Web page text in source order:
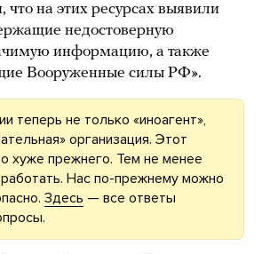
на этих ресурсах выявили
недостоверную
информацию, а также
Вооруженные силы РФ».
теперь не только «иноагент»,
организация. Этот
хуже прежнего. Тем не менее
Нас по-прежнему можно
Здесь — все ответы